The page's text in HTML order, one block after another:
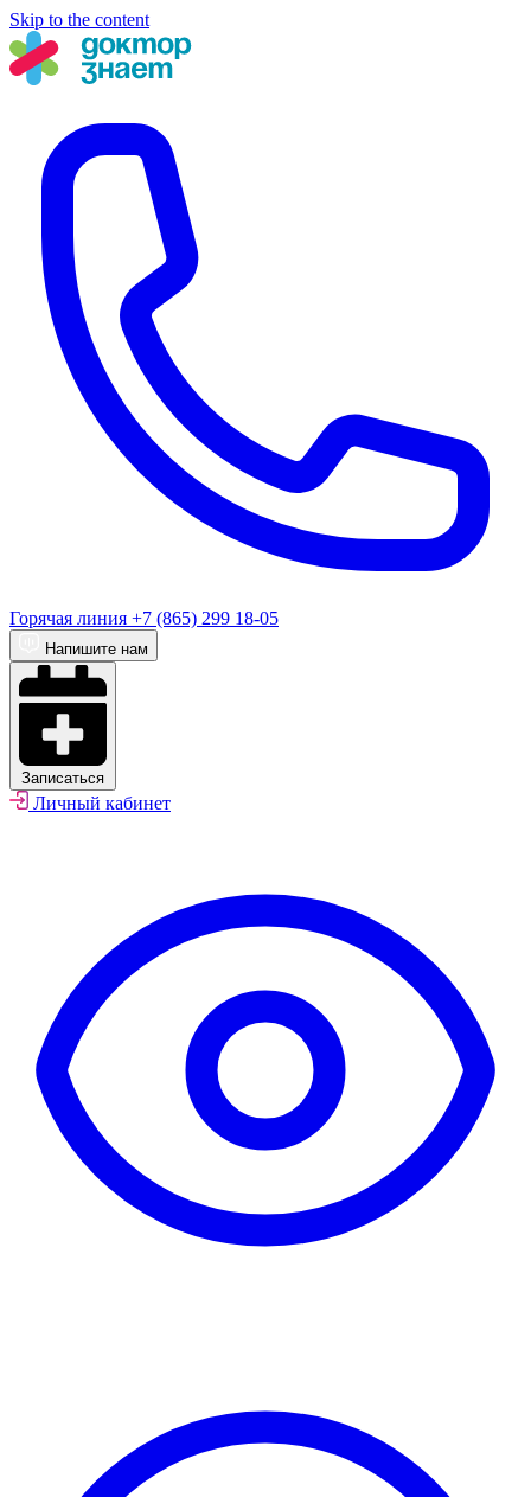
Skip to the content
Горячая линия +7 (865) 299 18-05
Напишите нам
Записаться
Личный кабинет